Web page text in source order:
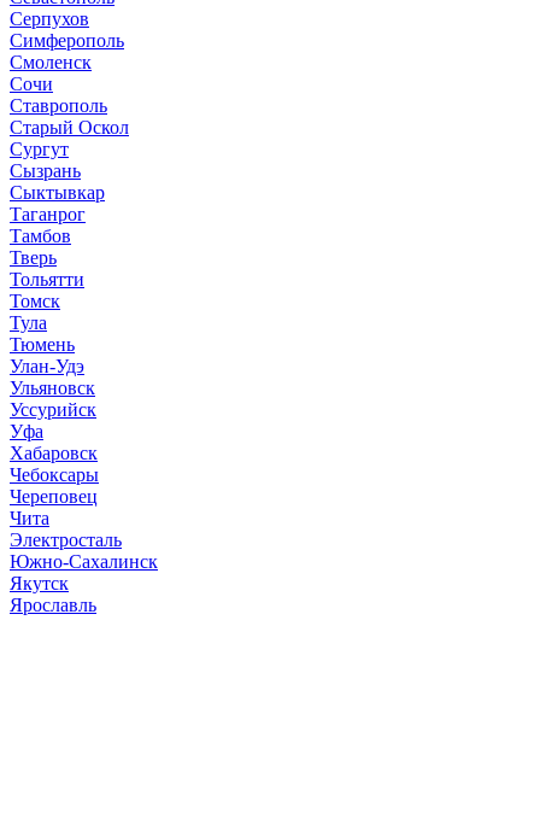
Серпухов
Симферополь
Смоленск
Сочи
Ставрополь
Старый Оскол
Сургут
Сызрань
Сыктывкар
Таганрог
Тамбов
Тверь
Тольятти
Томск
Тула
Тюмень
Улан-Удэ
Ульяновск
Уссурийск
Уфа
Хабаровск
Чебоксары
Череповец
Чита
Электросталь
Южно-Сахалинск
Якутск
Ярославль